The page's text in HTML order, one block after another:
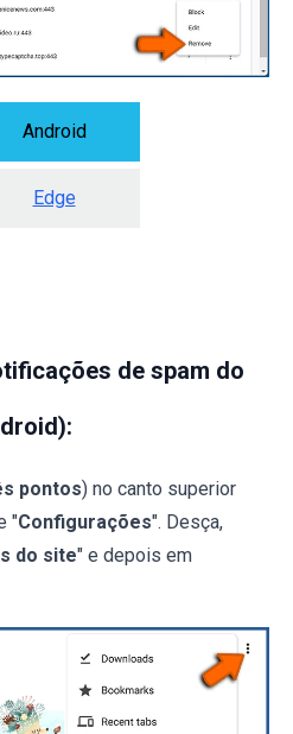
Android
Edge
de spam do
pontos) no canto superior
"Configurações". Desça,
do site" e depois em